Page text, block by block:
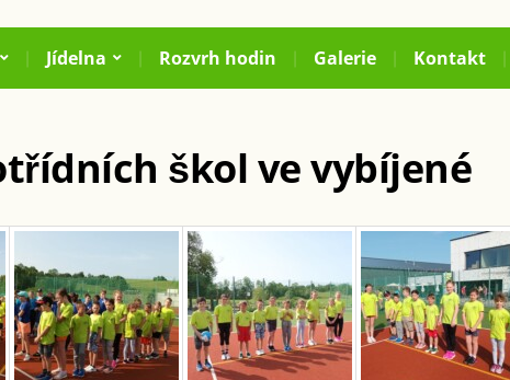
Jídelna Rozvrh hodin Galerie Kontakt
škol ve vybíjené